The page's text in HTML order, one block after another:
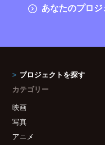
あなたのプロ
プロジェクトを探す
カテゴリー
映画
写真
アニメ